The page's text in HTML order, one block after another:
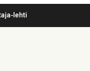
lehti